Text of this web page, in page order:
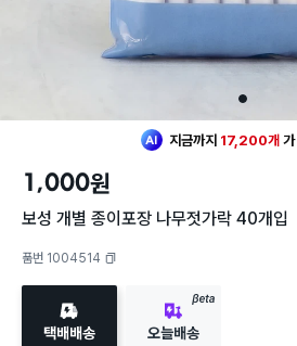
1
지금까지 17,200개 가
1,000원
보성 개별 종이포장 나무젓가락 40개입
품번 1004514
택배배송
BETA
오늘배송